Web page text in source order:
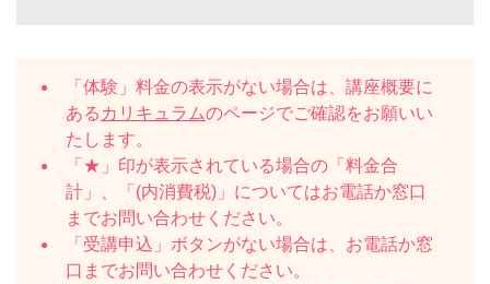
「体験」料金の表示がない場合は、講座概要に
ある カリキュラムのページでご確認をお願いい
たします。
「★」印が表示されている場合の「料金合
計」、「(内消費税)」についてはお電話か窓口
までお問い合わせください。
「受講申込」ボタンがない場合は、お電話か窓
口までお問い合わせください。